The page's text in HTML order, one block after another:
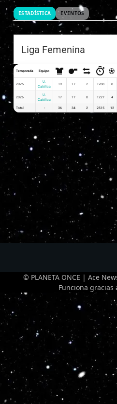
ESTADÍSTICA EVENTOS
Liga Femenina
Temporada Equipo
2025
U.
Católica
19 17 2 1288 8
2026
U.
Católica
17 17 0 1227 4
Total - 36 34 2 2515 12
© PLANETA ONCE | Ace
Funciona gracias